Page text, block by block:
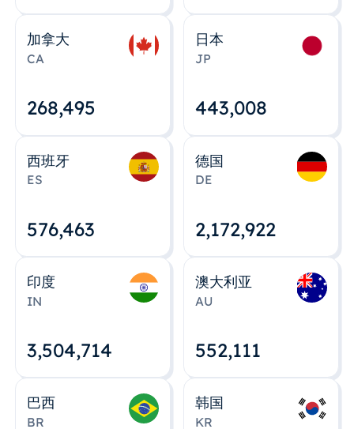
加拿大
CA
268,495
日本
JP
443,008
西班牙
ES
576,463
德国
DE
2,172,922
印度
IN
3,504,715
澳大利亚
AU
552,112
巴西
BR
韩国
KR